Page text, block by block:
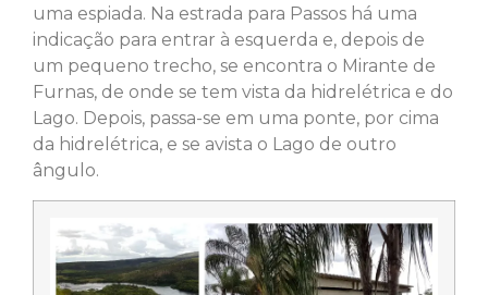
uma espiada. Na estrada para Passos há uma
indicação para entrar à esquerda e, depois de
um pequeno trecho, se encontra o Mirante de
Furnas, de onde se tem vista da hidrelétrica e do
Lago. Depois, passa-se em uma ponte, por cima
da hidrelétrica, e se avista o Lago de outro
ângulo.